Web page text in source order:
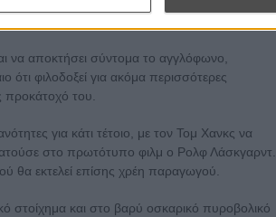
να αποκτήσει σύντομα το αγγλόφωνο,
ότι φιλοδοξεί για ακόμα περισσότερες
προκάτοχό του.
για κάτι τέτοιο, με τον Τομ Χανκς να
στο πρωτότυπο φιλμ ο Ρολφ Λάσκγαρντ.
θα εκτελεί επίσης χρέη παραγωγού.
στοίχημα και στο βαρύ οσκαρικό πυροβολικό